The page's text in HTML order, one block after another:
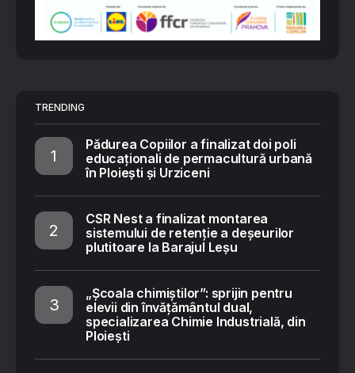
TRENDING
Pădurea Copiilor a finalizat doi poli
educaționali de permacultură urbană
în Ploiești și Urziceni
CSR Nest a finalizat montarea
sistemului de retenție a deșeurilor
plutitoare la Barajul Leșu
„Școala chimiștilor”: sprijin pentru
elevii din învățământul dual,
specializarea Chimie Industrială, din
Ploiești